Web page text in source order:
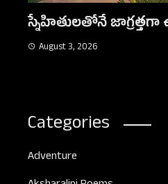
నిజమైన స్నేహం
August 3, 2026
Categories
Adventure